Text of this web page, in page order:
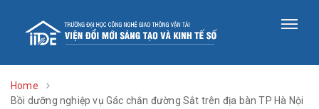
Home
Bồi dưỡng nghiệp vụ Gác chắn đường Sắt trên địa bàn TP Hà Nội